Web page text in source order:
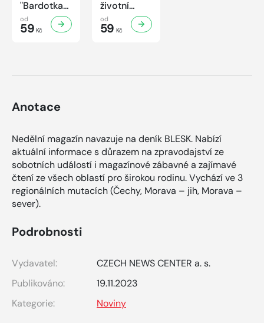
"Bardotka"
Jana
Brejchová
Mezi slávou
od
59 Kč
životní
příběh
sympaťáka
českého
od
59 Kč
Anotace
Nedělní magazín navazuje na deník BLESK. Nabízí
aktuální informace s důrazem na zpravodajství ze
sobotních událostí i magazínové zábavné a zajímavé
čtení ze všech oblastí pro širokou rodinu. Vychází ve 3
regionálních mutacích (Čechy, Morava – jih, Morava –
sever).
Podrobnosti
Vydavatel:
CZECH NEWS CENTER a. s.
Publikováno:
19.11.2023
Kategorie:
Noviny